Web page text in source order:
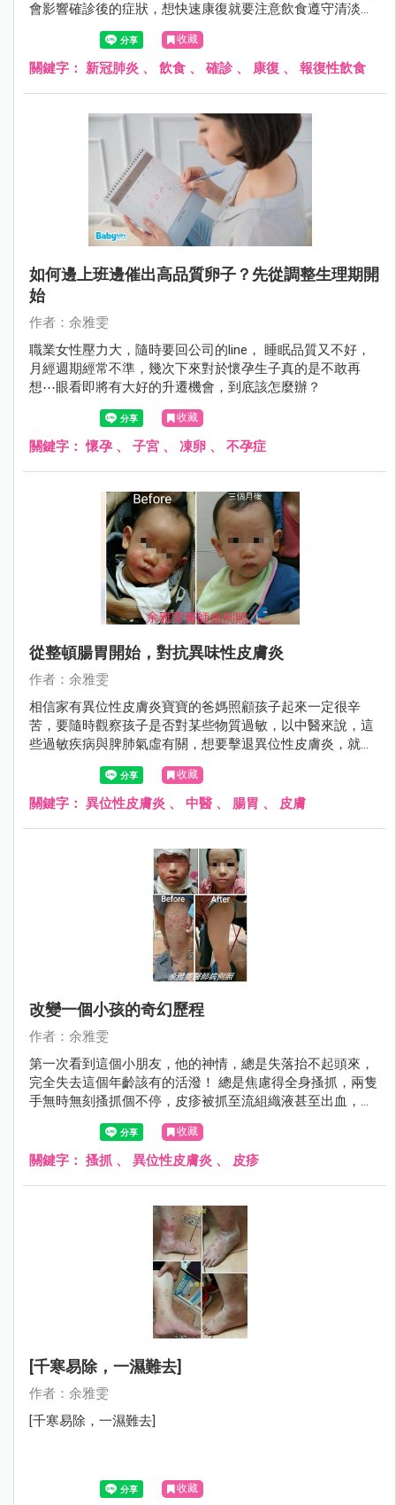
會影響確診後的症狀，想快速康復就要注意飲食遵守清淡好
消化原則。另外，也不能因爲隔離期結束就報復性飲食，食
復經常在病後報復性飲食中發生。
收藏
關鍵字： 新冠肺炎 、 飲食 、 確診 、 康復 、 報復性飲食
如何邊上班邊催出高品質卵子？先從調整生理期開
始
作者：余雅雯
職業女性壓力大，隨時要回公司的line， 睡眠品質又不好，
月經週期經常不準，幾次下來對於懷孕生子真的是不敢再
想⋯眼看即將有大好的升遷機會，到底該怎麼辦？
收藏
關鍵字：懷孕 、 子宮 、 凍卵 、 不孕症
從整頓腸胃開始，對抗異味性皮膚炎
作者：余雅雯
相信家有異位性皮膚炎寶寶的爸媽照顧孩子起來一定很辛
苦，要隨時觀察孩子是否對某些物質過敏，以中醫來說，這
些過敏疾病與脾肺氣虛有關，想要擊退異位性皮膚炎，就要
從照顧腸胃做起，附上一張近日診療的一名小男童，經過3
個月的持續追蹤治療，皮膚改善許多。
收藏
關鍵字： 異位性皮膚炎 、 中醫 、 腸胃 、 皮膚
改變一個小孩的奇幻歷程
作者：余雅雯
第一次看到這個小朋友，他的神情，總是失落抬不起頭來，
完全失去這個年齡該有的活潑！ 總是焦慮得全身搔抓，兩隻
手無時無刻搔抓個不停，皮疹被抓至流組織液甚至出血，四
肢及額頭總是包著紗布，母親很心疼的跟我說：在學校都會
被排斥，很怕別人異樣的眼光……
收藏
關鍵字： 搔抓 、 異位性皮膚炎 、 皮疹
[千寒易除，一濕難去]
作者：余雅雯
[千寒易除，一濕難去]
收藏